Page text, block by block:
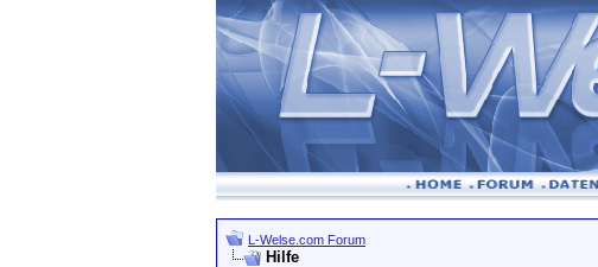
L-Welse.com Forum
Hilfe